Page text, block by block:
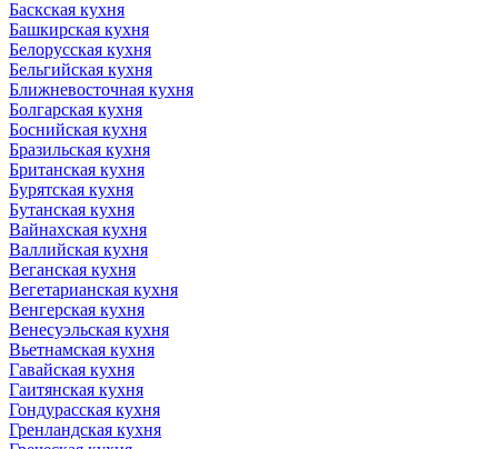
Баскская кухня
Башкирская кухня
Белорусская кухня
Бельгийская кухня
Ближневосточная кухня
Болгарская кухня
Боснийская кухня
Бразильская кухня
Британская кухня
Бурятская кухня
Бутанская кухня
Вайнахская кухня
Валлийская кухня
Веганская кухня
Вегетарианская кухня
Венгерская кухня
Венесуэльская кухня
Вьетнамская кухня
Гавайская кухня
Гаитянская кухня
Гондурасская кухня
Гренландская кухня